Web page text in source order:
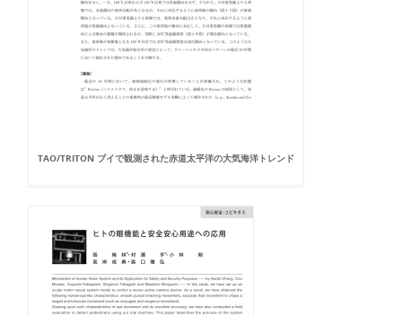
TAO/TRITON ブイで観測された赤道太平洋の大気海洋トレンド